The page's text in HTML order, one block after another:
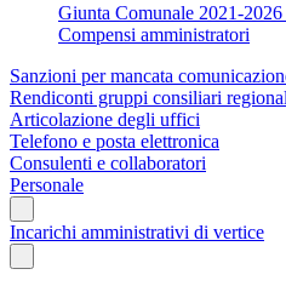
Giunta Comunale 2021-2026
Compensi amministratori
Sanzioni per mancata
Rendiconti gruppi consiliari
Articolazione degli uffici
Telefono e posta elettronica
Consulenti e collaboratori
Personale
Incarichi amministrativi di vertice